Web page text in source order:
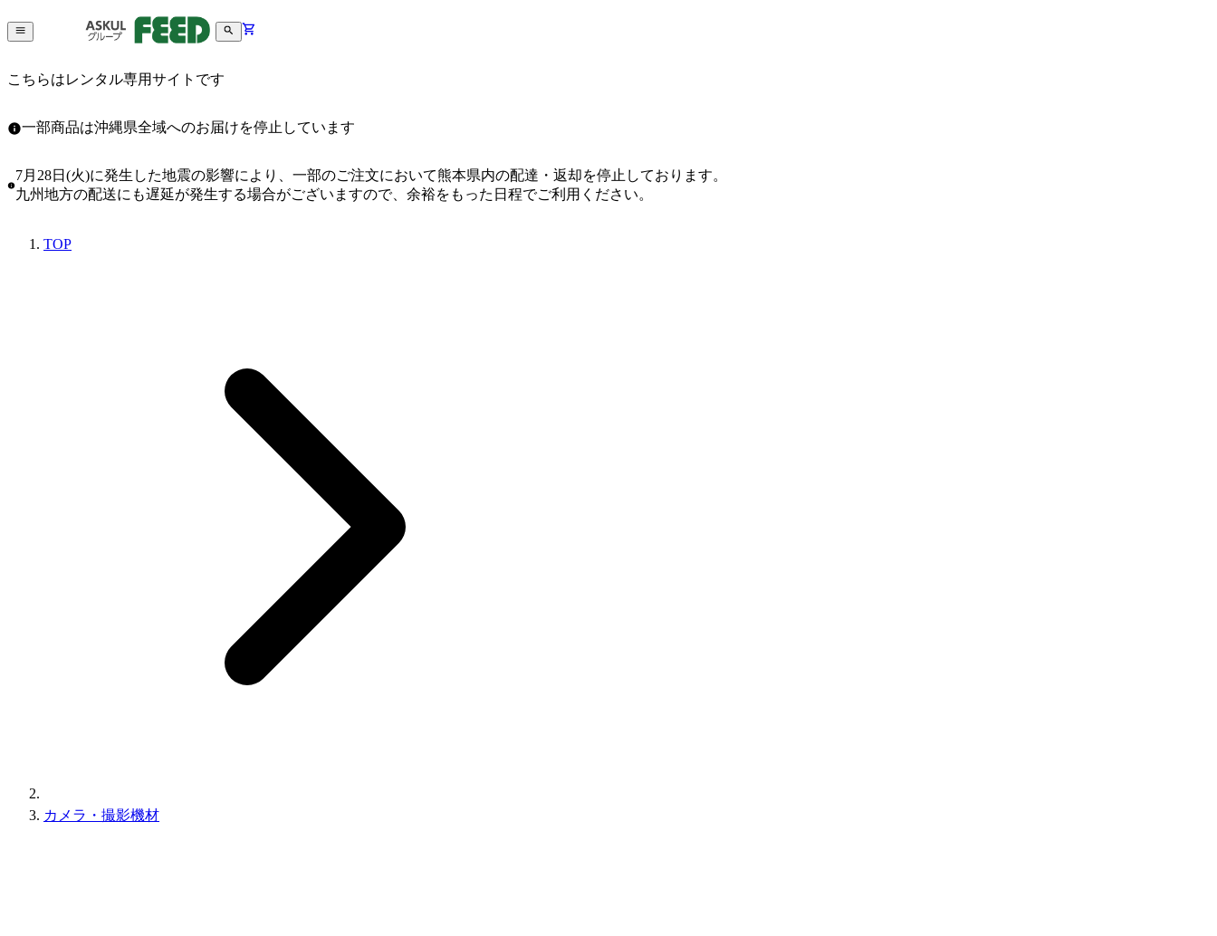
こちらはレンタル専用サイトです
一部商品は沖縄県全域へのお届けを停止しています
7月28日(火)に発生した地震の影響により、一部のご注文において熊本県内の配達・返却を停止しております。
九州地方の配送にも遅延が発生する場合がございますので、余裕をもった日程でご利用ください。
TOP
カメラ・撮影機材